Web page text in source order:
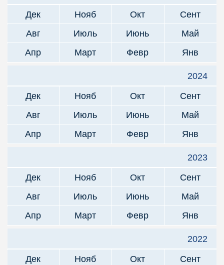
Дек
Нояб Окт
Сент
Авг
Июль Июнь
Май
Апр
Март Февр Янв
2024
Дек
Нояб Окт
Сент
Авг
Июль Июнь
Май
Апр
Март Февр Янв
2023
Дек
Нояб Окт
Сент
Авг
Июль Июнь
Май
Апр
Март Февр Янв
2022
Дек
Нояб Окт
Сент